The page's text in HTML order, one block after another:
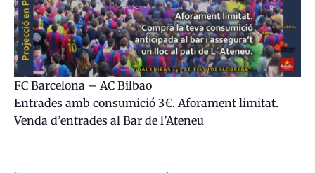
FC Barcelona – AC Bilbao
Entrades amb consumició 3€. Aforament limitat.
Venda d’entrades al Bar de l’Ateneu